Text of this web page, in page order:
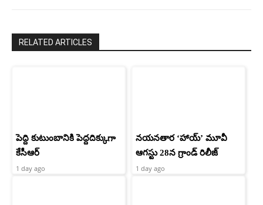
RELATED ARTICLES
పెద్ది కుటుంబానికి పెద్దదిక్కుగా
కేసీఆర్
1 day ago
నయనతార ‘హాయ్’ మూవీ
ఆగస్టు 28న గ్రాండ్ రిలీజ్
1 day ago